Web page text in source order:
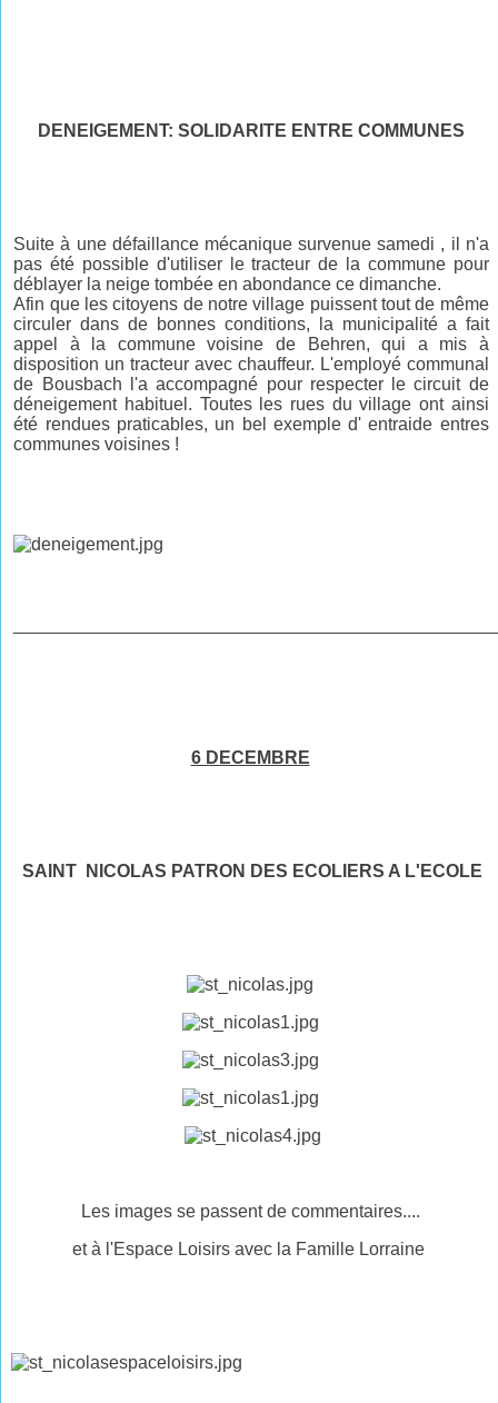
DENEIGEMENT: SOLIDARITE ENTRE COMMUNES
Suite à une défaillance mécanique survenue samedi , il n'a
pas été possible d'utiliser le tracteur de la commune pour
déblayer la neige tombée en abondance ce dimanche.
Afin que les citoyens de notre village puissent tout de même
circuler dans de bonnes conditions, la municipalité a fait
appel à la commune voisine de Behren, qui a mis à
disposition un tracteur avec chauffeur. L'employé communal
de Bousbach l'a accompagné pour respecter le circuit de
déneigement habituel. Toutes les rues du village ont ainsi
été rendues praticables, un bel exemple d' entraide entres
communes voisines !
6 DECEMBRE
SAINT NICOLAS PATRON DES ECOLIERS A L'ECOLE
Les images se passent de commentaires....
et à l'Espace Loisirs avec la Famille Lorraine